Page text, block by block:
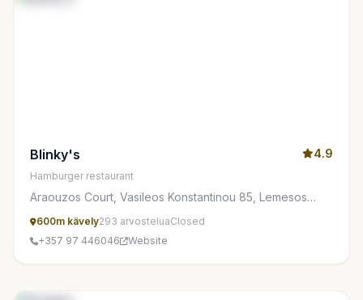
Blinky's 4.9
Hamburger restaurant
Araouzos Court, Vasileos Konstantinou 85, Lemesos
600m kävely293 arvosteluaClosed
+357 97 446046
Website